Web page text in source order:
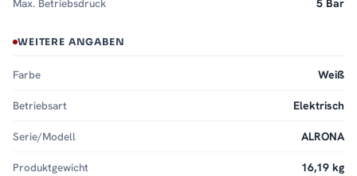
Max. Betriebsdruck 5 Bar
WEITERE ANGABEN
Farbe Weiß
Betriebsart Elektrisch
Serie/Modell ALRONA
Produktgewicht 16,19 kg